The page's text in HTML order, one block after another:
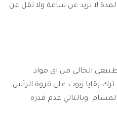
لا تزيد عن ساعة ولا تقل عن
الخالى من اى مواد
بقايا زيوت على فروة الرأس
وبالتالي عدم قدرة